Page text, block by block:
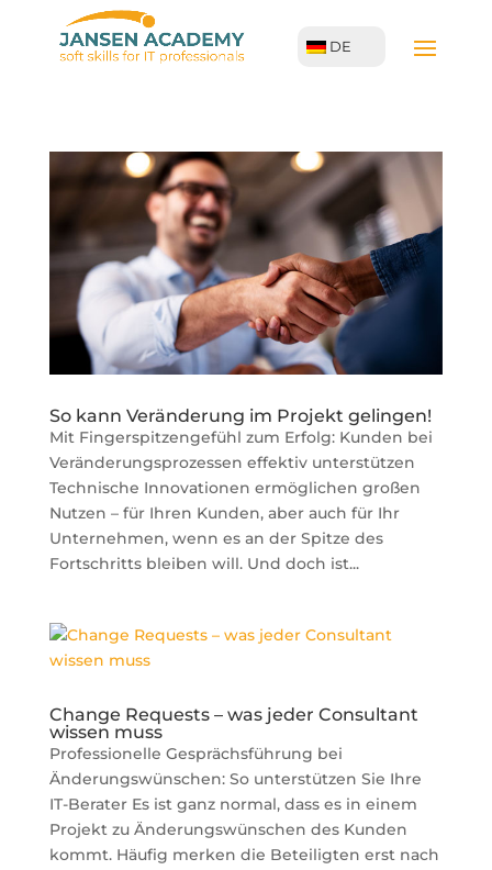
DE
So kann Veränderung im Projekt gelingen!
Mit Fingerspitzengefühl zum Erfolg: Kunden bei
Veränderungsprozessen effektiv unterstützen
Technische Innovationen ermöglichen großen
Nutzen – für Ihren Kunden, aber auch für Ihr
Unternehmen, wenn es an der Spitze des
Fortschritts bleiben will. Und doch ist...
Change Requests – was jeder Consultant
wissen muss
Professionelle Gesprächsführung bei
Änderungswünschen: So unterstützen Sie Ihre
IT-Berater Es ist ganz normal, dass es in einem
Projekt zu Änderungswünschen des Kunden
kommt. Häufig merken die Beteiligten erst nach